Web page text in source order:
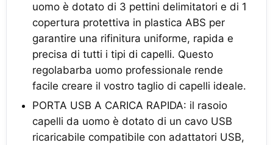
uomo è dotato di 3 pettini delimitatori e di 1
copertura protettiva in plastica ABS per
garantire una rifinitura uniforme, rapida e
precisa di tutti i tipi di capelli. Questo
regolabarba uomo professionale rende
facile creare il vostro taglio di capelli ideale.
PORTA USB A CARICA RAPIDA: il rasoio
capelli da uomo è dotato di un cavo USB
ricaricabile compatibile con adattatori USB,